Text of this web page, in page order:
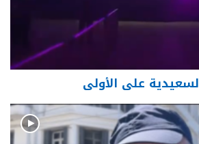
على الأولى